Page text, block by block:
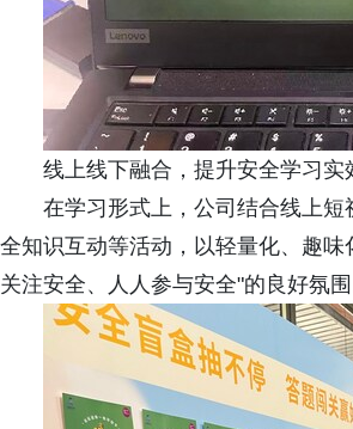
线上线下融合，提升安全学习实
在学习形式上，公司结合线上
全知识互动等活动，以轻量化、趣
关注安全、人人参与安全"的良好氛围